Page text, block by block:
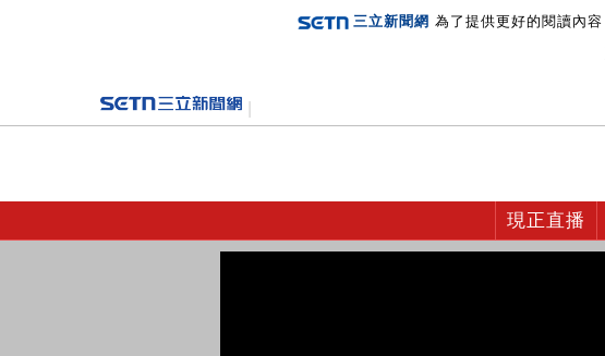
三立新聞網 為了提供更好的閱讀內
現正直播